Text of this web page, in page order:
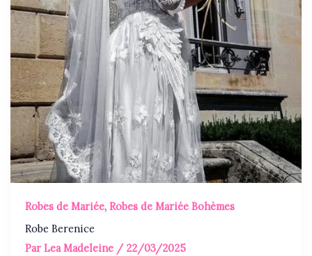
Robes de Mariée,Robes de Mariée Bohèmes
Robe Berenice
ParLea Madeleine / 22/03/2025